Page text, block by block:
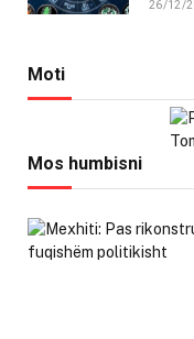
26/12/
Moti
Mos humbisni